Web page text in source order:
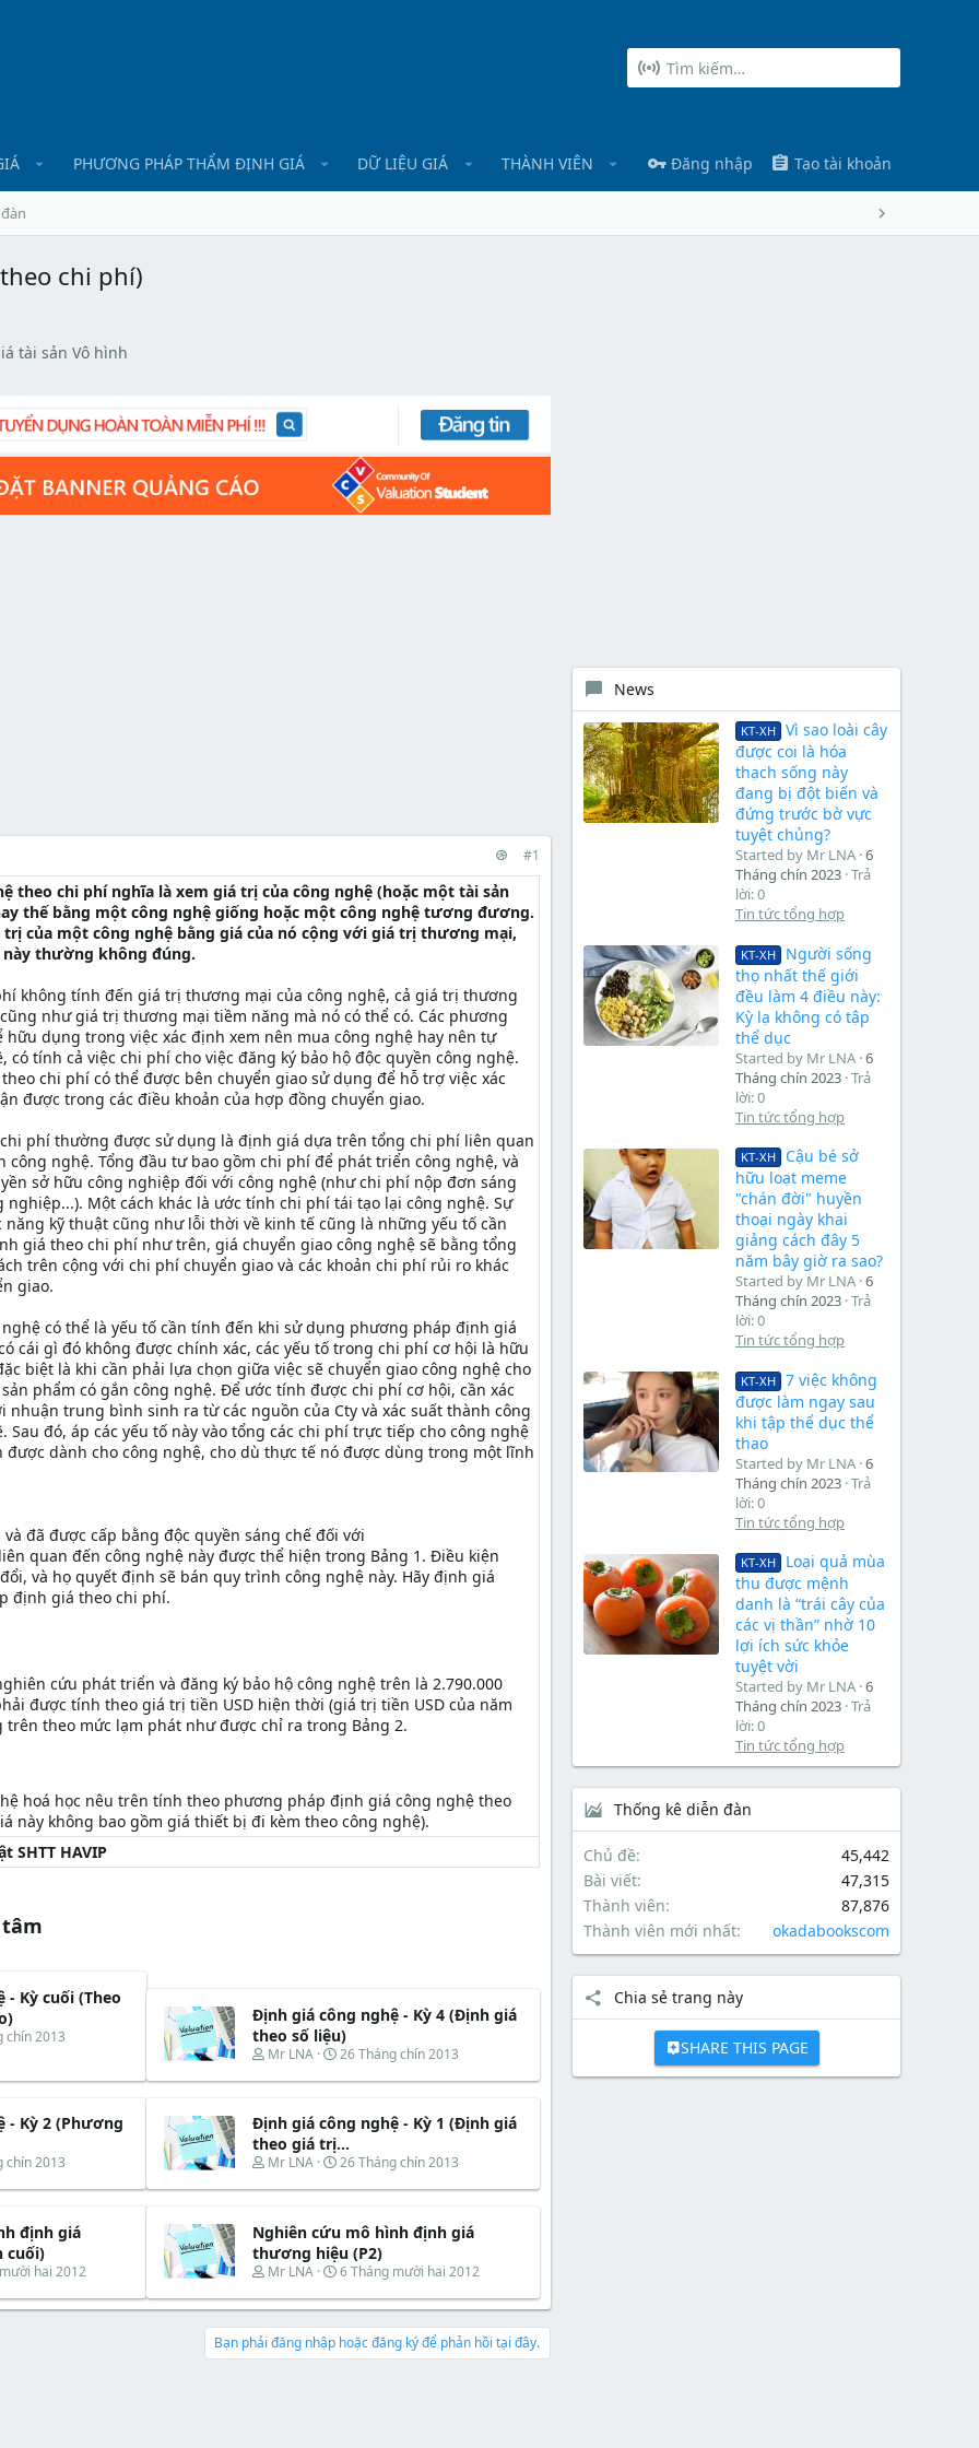
PHƯƠNG PHÁP THẨM ĐỊNH GIÁ DỮ LIỆU GIÁ THÀNH VIÊN Đăng nhập Tạo tài khoản
chi phí)
tài sản Vô hình
#1
theo chi phí nghĩa là xem giá trị của công nghệ (hoặc một tài sản
thế bằng một công nghệ giống hoặc một công nghệ tương đương.
của một công nghệ bằng giá của nó cộng với giá trị thương mại,
thường không đúng.
không tính đến giá trị thương mại của công nghệ, cả giá trị thương
như giá trị thương mại tiềm năng mà nó có thể có. Các phương
dụng trong việc xác định xem nên mua công nghệ hay nên tự
tính cả việc chi phí cho việc đăng ký bảo hộ độc quyền công nghệ.
chi phí có thể được bên chuyển giao sử dụng để hỗ trợ việc xác
được trong các điều khoản của hợp đồng chuyển giao.
phí thường được sử dụng là định giá dựa trên tổng chi phí liên quan
công nghệ. Tổng đầu tư bao gồm chi phí để phát triển công nghệ, và
sở hữu công nghiệp đối với công nghệ (như chi phí nộp đơn sáng
Một cách khác là ước tính chi phí tái tạo lại công nghệ. Sự
kỹ thuật cũng như lỗi thời về kinh tế cũng là những yếu tố cần
giá theo chi phí như trên, giá chuyển giao công nghệ sẽ bằng tổng
trên cộng với chi phí chuyển giao và các khoản chi phí rủi ro khác
giao.
có thể là yếu tố cần tính đến khi sử dụng phương pháp định giá
cái gì đó không được chính xác, các yếu tố trong chi phí cơ hội là hữu
biệt là khi cần phải lựa chọn giữa việc sẽ chuyển giao công nghệ cho
phẩm có gắn công nghệ. Để ước tính được chi phí cơ hội, cần xác
trung bình sinh ra từ các nguồn của Cty và xác suất thành công
đó, áp các yếu tố này vào tổng các chi phí trực tiếp cho công nghệ
được dành cho công nghệ, cho dù thực tế nó được dùng trong một lĩnh
đã được cấp bằng độc quyền sáng chế đối với
quan đến công nghệ này được thể hiện trong Bảng 1. Điều kiện
và họ quyết định sẽ bán quy trình công nghệ này. Hãy định giá
định giá theo chi phí.
cứu phát triển và đăng ký bảo hộ công nghệ trên là 2.790.000
được tính theo giá trị tiền USD hiện thời (giá trị tiền USD của năm
theo mức lạm phát như được chỉ ra trong Bảng 2.
hoá học nêu trên tính theo phương pháp định giá công nghệ theo
này không bao gồm giá thiết bị đi kèm theo công nghệ).
SHTT HAVIP
- Kỳ cuối (Theo
chín 2013
Định giá công nghệ - Kỳ 4 (Định giá
theo số liệu)
T
r
a
d
s
a
t
e
r
Mr LNA
N
à
b
t
ầ
26 Tháng chín 2013
- Kỳ 2 (Phương
chín 2013
Định giá công nghệ - Kỳ 1 (Định giá
theo giá trị...
T
r
a
d
s
a
e
Mr LNA
N
à
b
ắ
t
ầ
26 Tháng chín 2013
định giá
cuối)
hai 2012
Nghiên cứu mô hình định giá
thương hiệu (P2)
T
r
a
d
Mr LNA
N
à
b
ắ
6 Tháng mười hai 2012
Bạn phải đăng nhập hoặc đăng ký để phản hồi tại đây.
News
KT-XH
Vì sao loài cây
được coi là hóa
thạch sống này
đang bị đột biến và
đứng trước bờ vực
tuyệt chủng?
Started by Mr LNA 6
Tháng chín 2023 Trả
lời: 0
Tin tức tổng hợp
KT-XH
Người sống
thọ nhất thế giới
đều làm 4 điều này:
Kỳ lạ không có tập
thể dục
Started by Mr LNA 6
Tháng chín 2023 Trả
lời: 0
Tin tức tổng hợp
KT-XH
Cậu bé sở
hữu loạt meme
"chán đời" huyền
thoại ngày khai
giảng cách đây 5
năm bây giờ ra sao?
Started by Mr LNA 6
Tháng chín 2023 Trả
lời: 0
Tin tức tổng hợp
KT-XH
7 việc không
được làm ngay sau
khi tập thể dục thể
thao
Started by Mr LNA 6
Tháng chín 2023 Trả
lời: 0
Tin tức tổng hợp
KT-XH
Loại quả mùa
thu được mệnh
danh là “trái cây của
các vị thần” nhờ 10
lợi ích sức khỏe
tuyệt vời
Started by Mr LNA 6
Tháng chín 2023 Trả
lời: 0
Tin tức tổng hợp
Thống kê diễn đàn
Chủ đề
45,442
Bài viết
47,315
Thành viên
87,876
Thành viên mới nhất
okadabookscom
Chia sẻ trang này
SHARE THIS PAGE